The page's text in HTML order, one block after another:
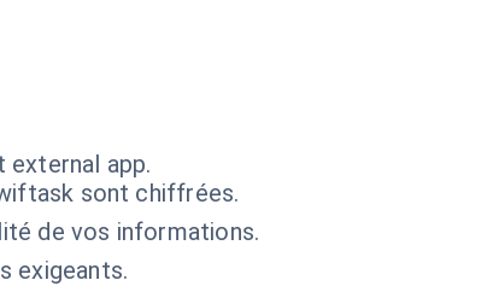
app.
sont chiffrées.
de vos informations.
exigeants.